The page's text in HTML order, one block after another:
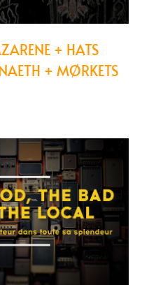
+ HATS
+ MØRKETS